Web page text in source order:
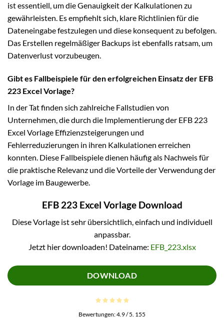
ist essentiell, um die Genauigkeit der Kalkulationen zu
gewährleisten. Es empfiehlt sich, klare Richtlinien für die
Dateneingabe festzulegen und diese konsequent zu befolgen.
Das Erstellen regelmäßiger Backups ist ebenfalls ratsam, um
Datenverlust vorzubeugen.
Gibt es Fallbeispiele für den erfolgreichen Einsatz der EFB
223 Excel Vorlage?
In der Tat finden sich zahlreiche Fallstudien von
Unternehmen, die durch die Implementierung der EFB 223
Excel Vorlage Effizienzsteigerungen und
Fehlerreduzierungen in ihren Kalkulationen erreichen
konnten. Diese Fallbeispiele dienen häufig als Nachweis für
die praktische Relevanz und die Vorteile der Verwendung der
Vorlage im Baugewerbe.
EFB 223 Excel Vorlage Download
Diese Vorlage ist sehr übersichtlich, einfach und individuell
anpassbar.
Jetzt hier downloaden! Dateiname: EFB_223.xlsx
DOWNLOAD
Bewertungen:4.9/ 5. 155